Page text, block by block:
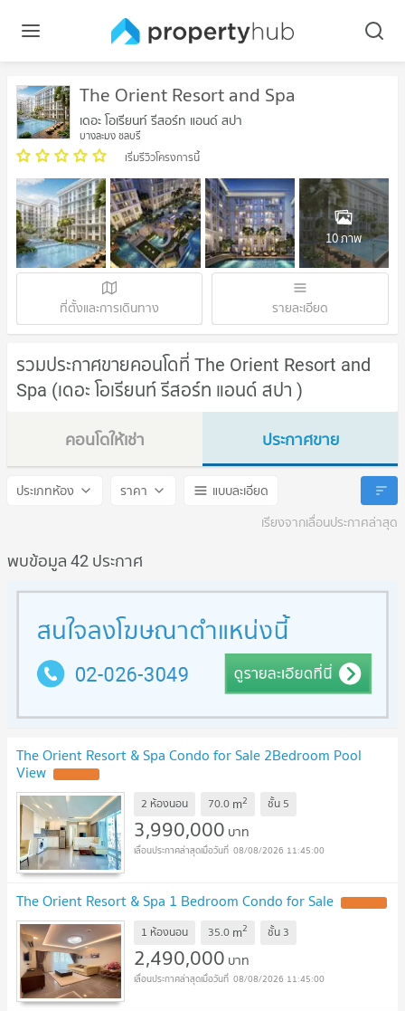
The Orient Resort and Spa
เดอะ โอเรียนท์ รีสอร์ท แอนด์ สปา
บางละมุง ชลบุรี
เริ่มรีวิวโครงการนี้
10 ภาพ
ที่ตั้งและการเดินทาง รายละเอียด
รวมประกาศขายคอนโดที่ The Orient Resort and
Spa (เดอะ โอเรียนท์ รีสอร์ท แอนด์ สปา )
คอนโดให้เช่า
The Orient Resort and Spa
ประกาศขาย
The Orient Resort and Spa
ประเภทห้อง ราคา
แบบละเอียด
เรียงจากเลื่อนประกาศล่าสุด
พบข้อมูล 42 ประกาศ
The Orient Resort & Spa Condo for Sale 2Bedroom Pool
View
2 ห้องนอน 70.0 m2 ชั้น 5
3,990,000 บาท
08/08/2026 11:45:00
The Orient Resort & Spa 1 Bedroom Condo for Sale
1 ห้องนอน 35.0 m2 ชั้น 3
2,490,000 บาท
08/08/2026 11:45:00